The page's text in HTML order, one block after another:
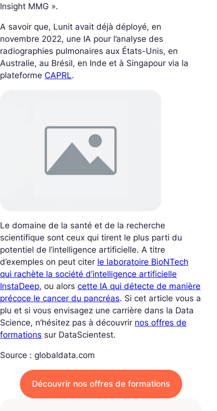
Insight MMG ».
A savoir que, Lunit avait déjà déployé, en
novembre 2022, une IA pour l’analyse des
radiographies pulmonaires aux États-Unis, en
Australie, au Brésil, en Inde et à Singapour via la
plateforme CAPRL.
Le domaine de la santé et de la recherche
scientifique sont ceux qui tirent le plus parti du
potentiel de l’intelligence artificielle. A titre
d’exemples on peut citer le laboratoire BioNTech
qui rachète la société d’intelligence artificielle
InstaDeep, ou alors cette IA qui détecte de manière
précoce le cancer du pancréas. Si cet article vous a
plu et si vous envisagez une carrière dans la Data
Science, n’hésitez pas à découvrir nos offres de
formations sur DataScientest.
Source : globaldata.com
Découvrir nos offres de formations